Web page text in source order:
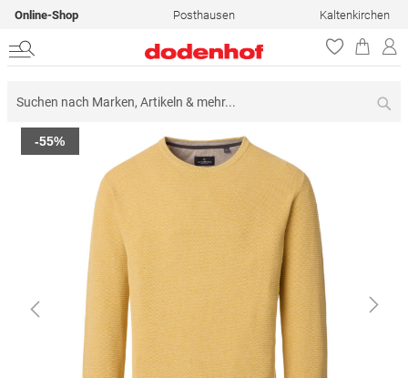
Online-Shop Posthausen Kaltenkirchen
Zum
Ende
-55%